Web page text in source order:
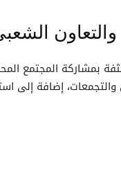
بمشاركة المجتمع
والتجمعات، إضافة إلى